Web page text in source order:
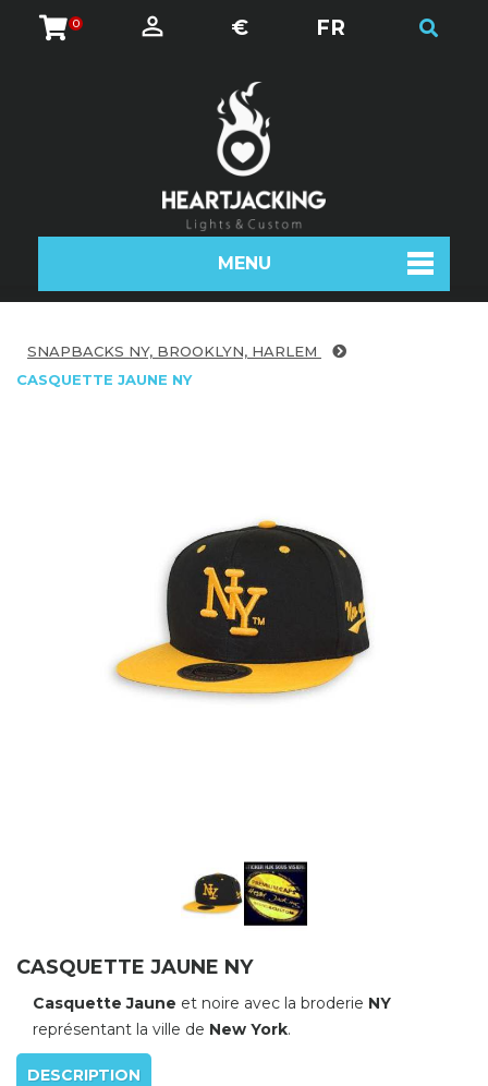
0 € FR
MENU
SNAPBACKS NY, BROOKLYN, HARLEM
CASQUETTE JAUNE NY
CASQUETTE JAUNE NY
Casquette Jaune et noire avec la broderie NY
représentant la ville de New York.
DESCRIPTION